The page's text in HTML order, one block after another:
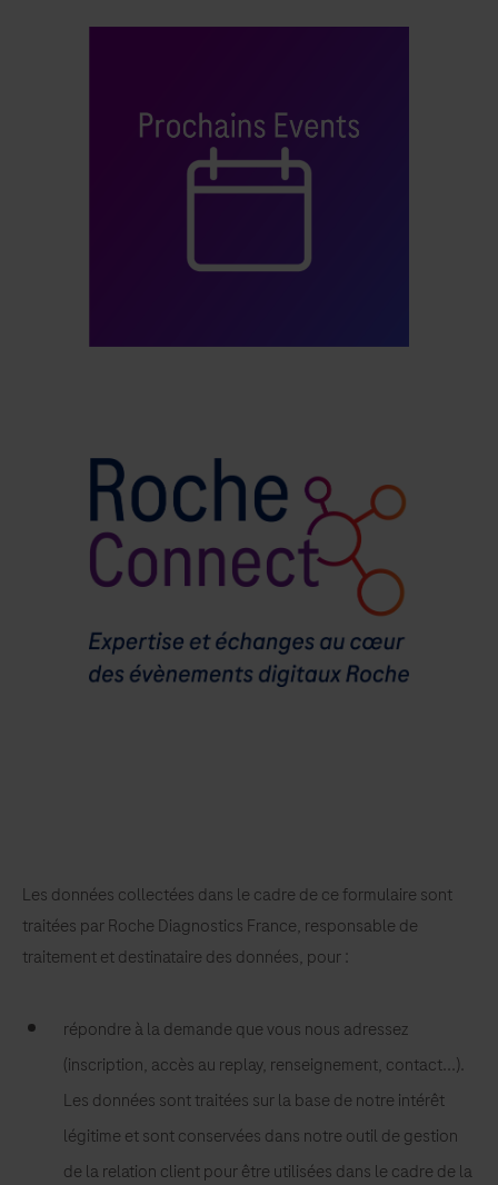
Les données collectées dans le cadre de ce formulaire sont
traitées par Roche Diagnostics France, responsable de
traitement et destinataire des données, pour :
répondre à la demande que vous nous adressez
(inscription, accès au replay, renseignement, contact...).
Les données sont traitées sur la base de notre intérêt
légitime et sont conservées dans notre outil de gestion
de la relation client pour être utilisées dans le cadre de la